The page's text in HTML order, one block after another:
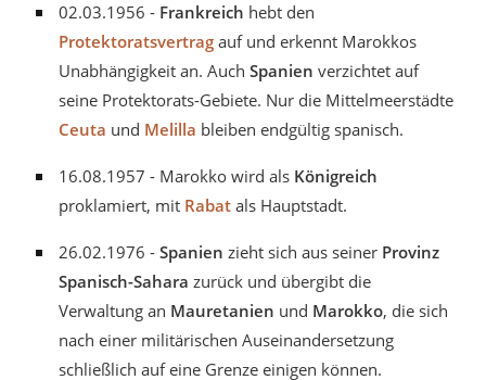
02.03.1956 - Frankreich hebt den
Protektoratsvertrag auf und erkennt Marokkos
Unabhängigkeit an. Auch Spanien verzichtet auf
seine Protektorats-Gebiete. Nur die Mittelmeerstädte
Ceuta und Melilla bleiben endgültig spanisch.
16.08.1957 - Marokko wird als Königreich
proklamiert, mit Rabat als Hauptstadt.
26.02.1976 - Spanien zieht sich aus seiner Provinz
Spanisch-Sahara zurück und übergibt die
Verwaltung an Mauretanien und Marokko, die sich
nach einer militärischen Auseinandersetzung
schließlich auf eine Grenze einigen können.